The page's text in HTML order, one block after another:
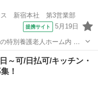
ス 新宿本社 第3営業部
提携サイト 5月19日
特別養護老人ホーム内 キ
盛付など♪ 発注業務はあり
～可/日払可/キッチン・
！